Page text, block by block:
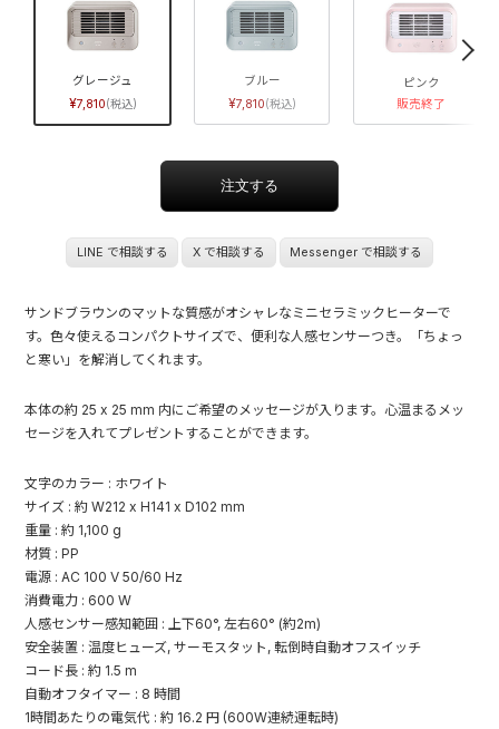
グレージュ
7,810
ブルー
7,810
ピンク
販売終了
LINE で相談する X で相談する Messenger で相談する
サンドブラウンのマットな質感がオシャレなミニセラミックヒーターで
す。色々使えるコンパクトサイズで、便利な人感センサーつき。「ちょっ
と寒い」を解消してくれます。
本体の約 25 x 25 mm 内にご希望のメッセージが入ります。心温まるメッ
セージを入れてプレゼントすることができます。
文字のカラー : ホワイト
サイズ : 約 W212 x H141 x D102 mm
重量 : 約 1,100 g
材質 : PP
電源 : AC 100 V 50/60 Hz
消費電力 : 600 W
人感センサー感知範囲 : 上下60°, 左右60° (約2m)
安全装置 : 温度ヒューズ, サーモスタット, 転倒時自動オフスイッチ
コード長 : 約 1.5 m
自動オフタイマー : 8 時間
1時間あたりの電気代 : 約 16.2 円 (600W連続運転時)